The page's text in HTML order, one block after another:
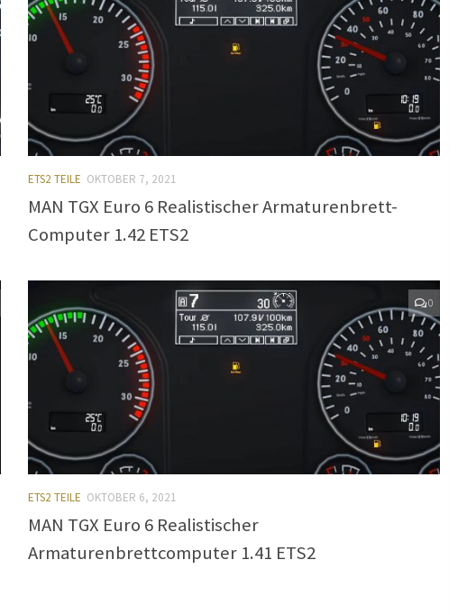
ETS2 TEILE OKTOBER 7, 2021
MAN TGX Euro 6 Realistischer Armaturenbrett-
Computer 1.42 ETS2
0
ETS2 TEILE OKTOBER 6, 2021
MAN TGX Euro 6 Realistischer
Armaturenbrettcomputer 1.41 ETS2